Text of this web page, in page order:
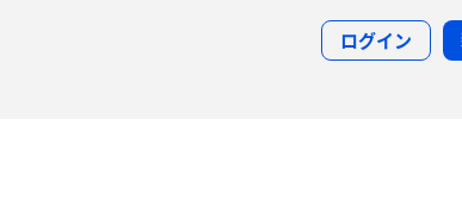
ログイン